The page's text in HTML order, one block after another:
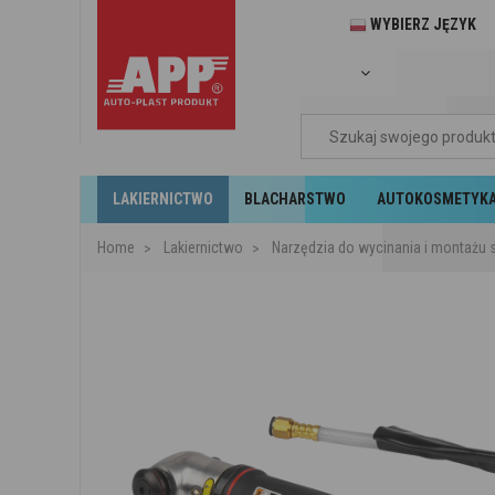
WYBIERZ JĘZYK
LAKIERNICTWO BLACHARSTWO
Home Lakiernictwo Narzędzia do wycinania i montażu